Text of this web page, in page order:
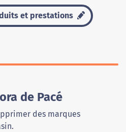
et prestations
de Pacé
des marques